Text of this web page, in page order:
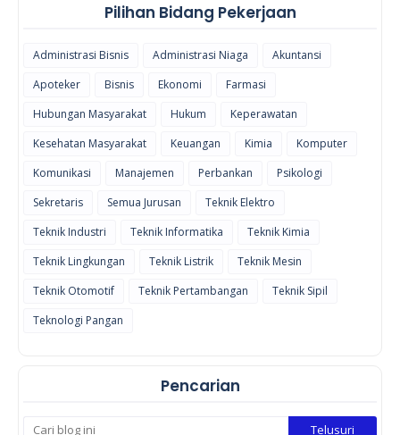
Pilihan Bidang Pekerjaan
Administrasi Bisnis Administrasi Niaga
Akuntansi
Apoteker
Bisnis Ekonomi
Farmasi
Hubungan Masyarakat
Hukum
Keperawatan
Kesehatan Masyarakat
Keuangan Kimia
Komputer
Komunikasi
Manajemen Perbankan
Psikologi
Sekretaris
Semua Jurusan
Teknik Elektro
Teknik Industri
Teknik Informatika
Teknik Kimia
Teknik Lingkungan
Teknik Listrik
Teknik Mesin
Teknik Otomotif
Teknik Pertambangan
Teknik Sipil
Teknologi Pangan
Pencarian